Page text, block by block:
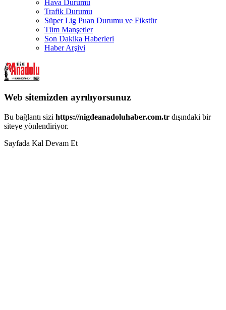
Hava Durumu
Trafik Durumu
Süper Lig Puan Durumu ve Fikstür
Tüm Manşetler
Son Dakika Haberleri
Haber Arşivi
Web sitemizden ayrılıyorsunuz
Bu bağlantı sizi https://nigdeanadoluhaber.com.tr dışındaki bir
siteye yönlendiriyor.
Sayfada Kal Devam Et